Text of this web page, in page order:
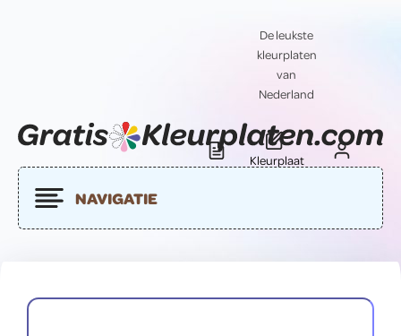
De leukste
kleurplaten
van
Nederland
Blog
Kleurplaat
Contact
NAVIGATIE